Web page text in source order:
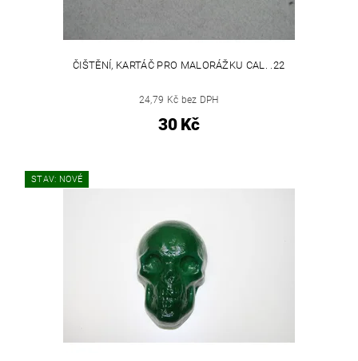
ČIŠTĚNÍ, KARTÁČ PRO MALORÁŽKU CAL. .22
24,79 Kč bez DPH
30 Kč
STAV: NOVÉ